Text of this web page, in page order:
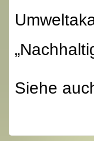
Siehe